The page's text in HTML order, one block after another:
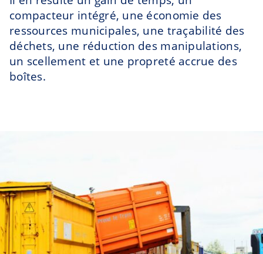
compacteur intégré, une économie des
ressources municipales, une traçabilité des
déchets, une réduction des manipulations,
un scellement et une propreté accrue des
boîtes.